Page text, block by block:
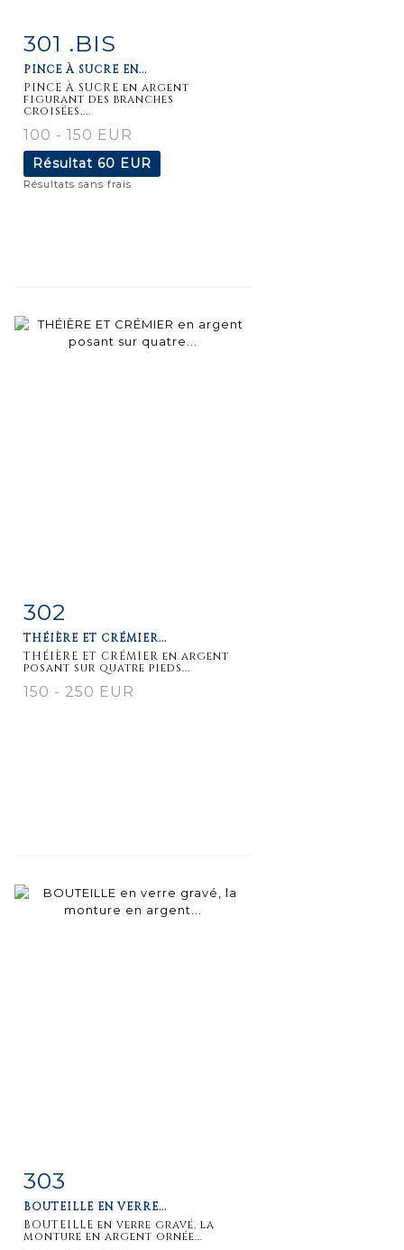
Fiche
détaillée
301 .BIS
PINCE À SUCRE EN...
PINCE À SUCRE en argent
figurant des branches
croisées,...
100 - 150 EUR
Résultat 60 EUR
Résultats sans frais
Fiche
détaillée
302
THÉIÈRE ET CRÉMIER...
THÉIÈRE ET CRÉMIER en argent
posant sur quatre pieds...
150 - 250 EUR
Fiche
détaillée
303
BOUTEILLE EN VERRE...
BOUTEILLE en verre gravé, la
monture en argent ornée...